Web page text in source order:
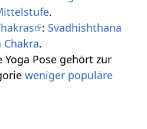
.
: Svadhishthana
.
Pose gehört zur
weniger populäre